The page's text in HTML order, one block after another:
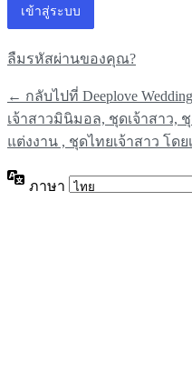
ลืมรหัสผ่านของคุณ?
← กลับไปที่ Deeplove
เจ้าสาวมินิมอล, ชุดเจ้าสาว,
แต่งงาน , ชุดไทยเจ้าสาว โดย
ภาษา